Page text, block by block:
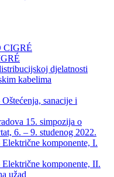
CIGRÉ
djelatnosti
kabelima
sanacije i
15. simpozija o
6. – 9. studenog 2022.
komponente, I.
komponente, II.
užad